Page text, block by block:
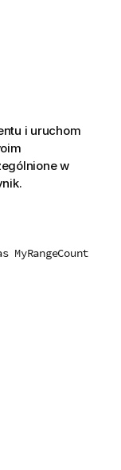
i uruchom
w